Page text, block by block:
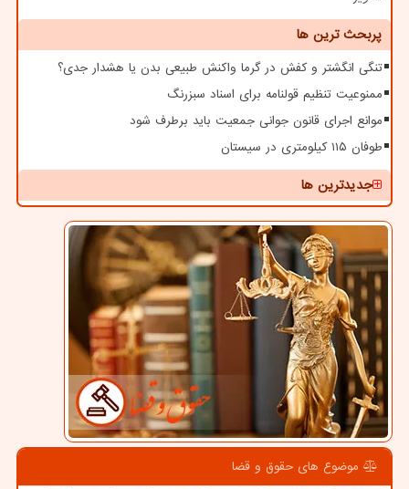
پربحث ترین ها
تنگی انگشتر و کفش در گرما واکنش طبیعی بدن یا هشدار جدی؟
ممنوعیت تنظیم قولنامه برای اسناد سبزرنگ
موانع اجرای قانون جوانی جمعیت باید برطرف شود
طوفان ۱۱۵ کیلومتری در سیستان
جدیدترین ها
موضوع های حقوق و قضا